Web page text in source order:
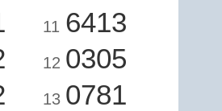
11 6413
12 0305
13 0781